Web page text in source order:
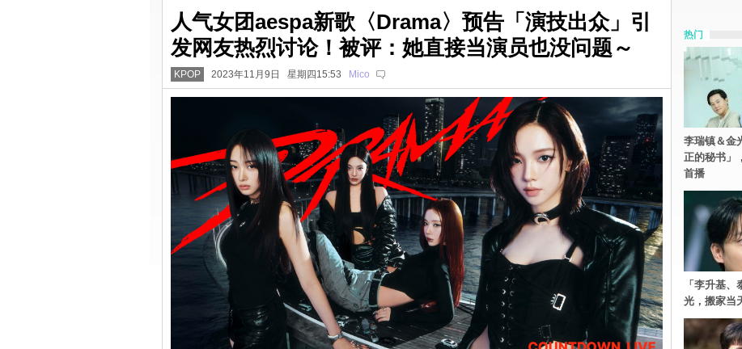
人气女团aespa新歌〈Drama〉预告「演技出众」引
发网友热烈讨论！被评：她直接当演员也没问题～
KPOP 2023年11月9日 星期四15:53 Mico
热门
李瑞镇＆金
正的秘书」
首播
「李升基
光，搬家当